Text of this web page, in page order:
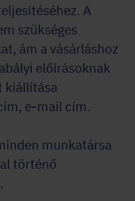
A
szükséges
ám a vásárláshoz
előírásoknak
kiállítása
e-mail cím.
munkatársa
történő